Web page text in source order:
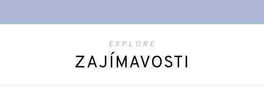
EXPLORE
ZAJÍMAVOSTI